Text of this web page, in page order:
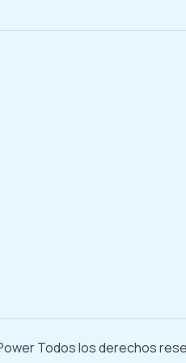
Todos los derechos